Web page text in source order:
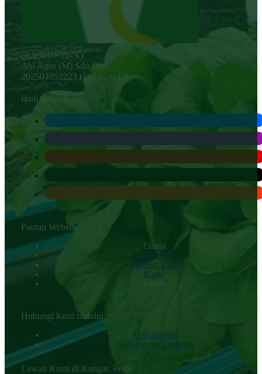
(RA0010770-X)
Abi Agro (M) Sdn Bhd
202501052223 (1653630-D)
Ikuti kami di
Pautan Website
Utama
Tentang Kami
Hubungi KamI
Karier
Utama
Hubungi kami melalui:
010-4454000‬
sales@abiagro.com.my
Lawati Kami di Kangar, Perlis